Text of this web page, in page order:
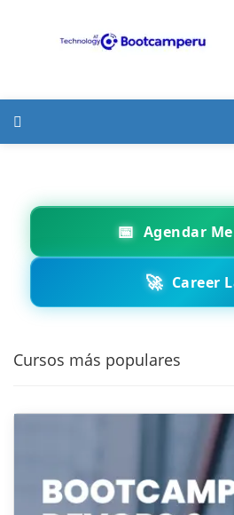
📅 Agendar
🚀 Career
Cursos más populares